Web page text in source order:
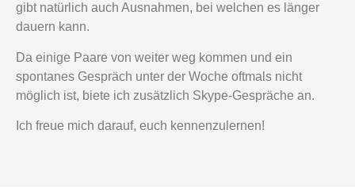
gibt natürlich auch Ausnahmen, bei welchen es länger
dauern kann.
Da einige Paare von weiter weg kommen und ein
spontanes Gespräch unter der Woche oftmals nicht
möglich ist, biete ich zusätzlich Skype-Gespräche an.
Ich freue mich darauf, euch kennenzulernen!